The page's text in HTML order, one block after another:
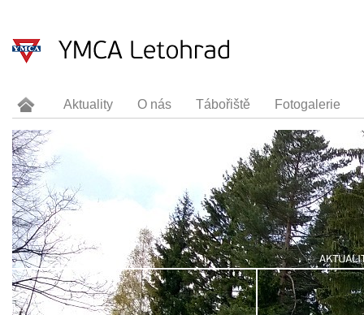
Aktuality O nás Tábořiště Fotogalerie